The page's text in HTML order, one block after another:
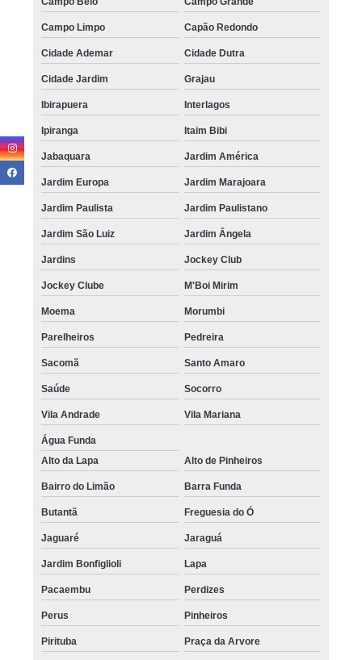
Campo Limpo Capão Redondo
Cidade Ademar Cidade Dutra
Cidade Jardim Grajau
Ibirapuera Interlagos
Ipiranga Itaim Bibi
Jabaquara Jardim América
Jardim Europa Jardim Marajoara
Jardim Paulista Jardim Paulistano
Jardim São Luiz Jardim Ângela
Jardins Jockey Club
Jockey Clube M'Boi Mirim
Moema Morumbi
Parelheiros Pedreira
Sacomã Santo Amaro
Saúde Socorro
Vila Andrade Vila Mariana
Água Funda
Alto da Lapa
Alto de Pinheiros
Bairro do Limão Barra Funda
Butantã Freguesia do Ó
Jaguaré Jaraguá
Jardim Bonfiglioli Lapa
Pacaembu Perdizes
Perus Pinheiros
Pirituba Praça da Arvore